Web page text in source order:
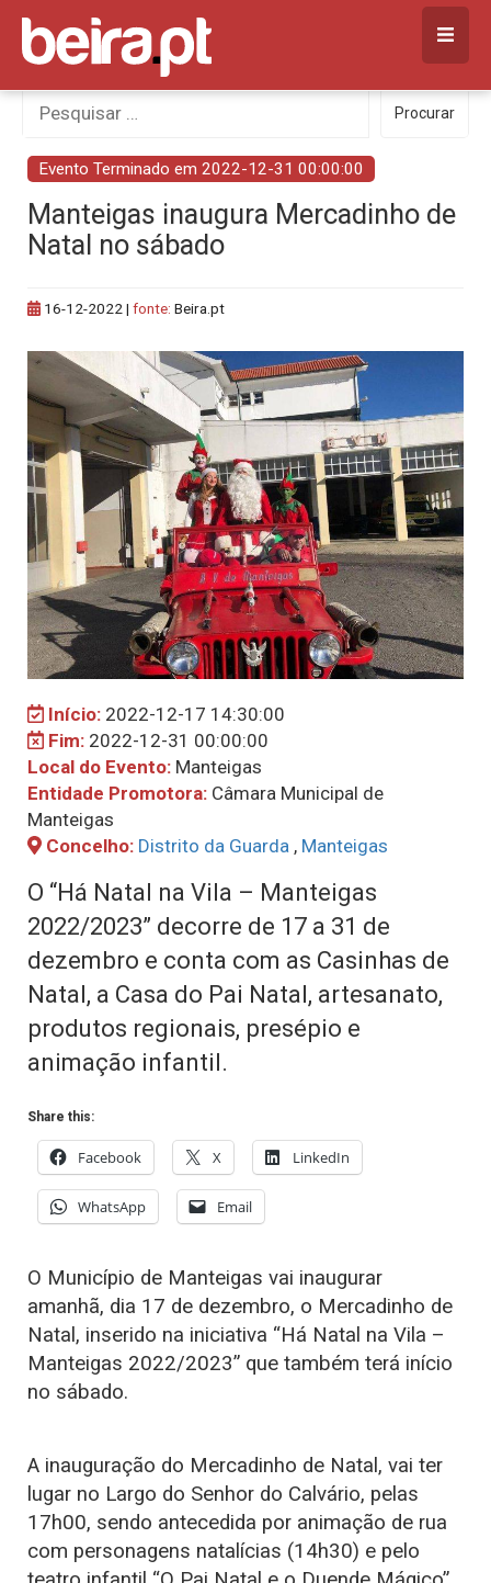
Skip
content
Procurar
por:
Procurar
Evento Terminado em 2022-12-31 00:00:00
Manteigas inaugura Mercadinho de
Natal no sábado
16-12-2022 | fonte: Beira.pt
Início: 2022-12-17 14:30:00
Fim: 2022-12-31 00:00:00
Local do Evento: Manteigas
Entidade Promotora: Câmara Municipal de
Manteigas
Concelho: Distrito da Guarda , Manteigas
O “Há Natal na Vila – Manteigas
2022/2023” decorre de 17 a 31 de
dezembro e conta com as Casinhas de
Natal, a Casa do Pai Natal, artesanato,
produtos regionais, presépio e
animação infantil.
Share this:
Facebook X LinkedIn
WhatsApp Email
O Município de Manteigas vai inaugurar
amanhã, dia 17 de dezembro, o Mercadinho de
Natal, inserido na iniciativa “Há Natal na Vila –
Manteigas 2022/2023” que também terá início
no sábado.
A inauguração do Mercadinho de Natal, vai ter
lugar no Largo do Senhor do Calvário, pelas
17h00, sendo antecedida por animação de rua
com personagens natalícias (14h30) e pelo